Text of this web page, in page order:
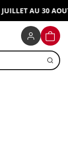
AU 30